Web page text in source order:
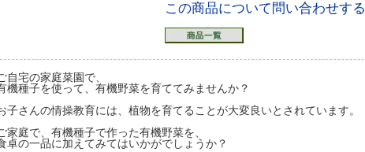
この商品について問い合わせする
自宅の家庭菜園で、
機種子を使って、有機野菜を育ててみませんか？
子さんの情操教育には、植物を育てることが大変良いとされています。
家庭で、有機種子で作った有機野菜を、
卓の一品に加えてみてはいかがでしょうか？